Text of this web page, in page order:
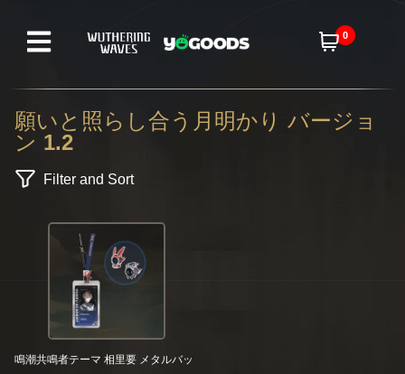
0
願いと照らし合う月明かり バージョ
ン 1.2
Filter and Sort
鳴潮共鳴者テーマ 相里要 メタルバッ